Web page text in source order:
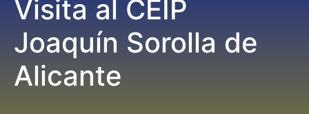
Visita al CEIP
Joaquín Sorolla de
Alicante